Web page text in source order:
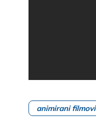
animirani filmovi